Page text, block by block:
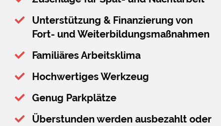
Unterstützung & Finanzierung von
Fort- und Weiterbildungsmaßnahmen
Familiäres Arbeitsklima
Hochwertiges Werkzeug
Genug Parkplätze
Überstunden werden ausbezahlt oder